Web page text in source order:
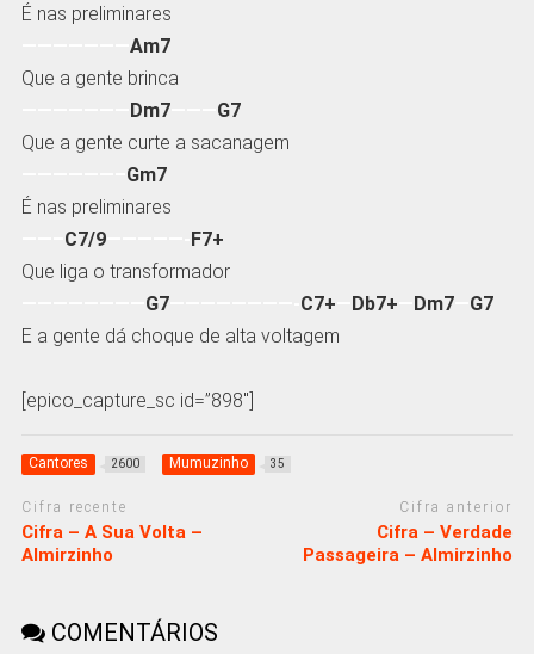
É nas preliminares
Am7
Que a gente brinca
Dm7——— G7
Que a gente curte a sacanagem
Gm7
É nas preliminares
C7/9—————- F7+
Que liga o transformador
G7————————- C7+ Db7+ Dm7— G7
E a gente dá choque de alta voltagem
[epico_capture_sc id=”898″]
Cantores 2600 Mumuzinho 35
Cifra recente
Cifra – A Sua Volta –
Almirzinho
Cifra anterior
Cifra – Verdade
Passageira – Almirzinho
COMENTÁRIOS